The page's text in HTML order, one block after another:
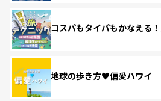
コスパもタイパもかなえる
地球の歩き方♥偏愛ハワイ